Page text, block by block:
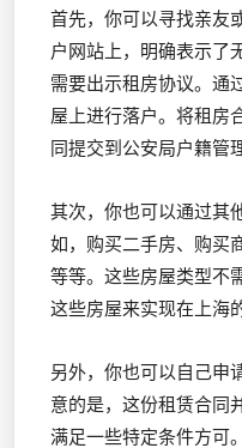
首先，你可以寻找亲友
户网站上，明确表示了
需要出示租房协议。通
屋上进行落户。将租房
同提交到公安局户籍管
其次，你也可以通过其
如，购买二手房、购买
等等。这些房屋类型不
这些房屋来实现在上海
另外，你也可以自己申
意的是，这份租赁合同
满足一些特定条件方可